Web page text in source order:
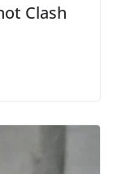
Clash